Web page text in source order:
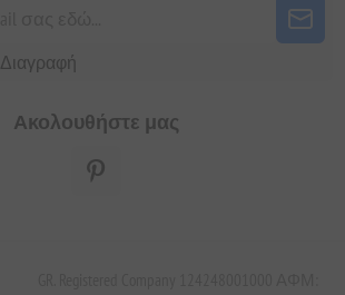
Διαγραφή
Ακολουθήστε μας